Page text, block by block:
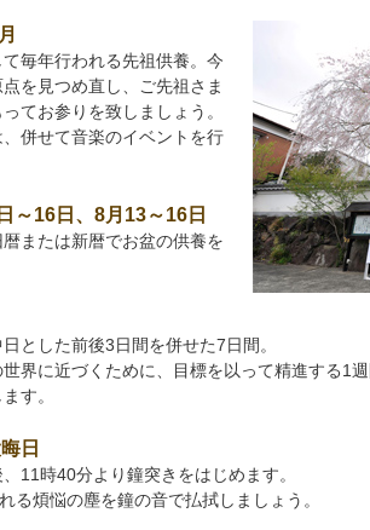
毎年行われる先祖供養。今
を見つめ直し、ご先祖さま
てお参りを致しましょう。
併せて音楽のイベントを行
16日、8月13～16日
または新暦でお盆の供養を
とした前後3日間を併せた7日間。
界に近づくために、目標を以って精進する1
す。
日
11時40分より鐘突きをはじめます。
る煩悩の塵を鐘の音で払拭しましょう。